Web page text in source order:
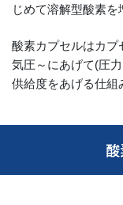
じめて溶解型酸素を
酸素カプセルはカ
気圧～にあげて(圧
供給度をあげる仕組